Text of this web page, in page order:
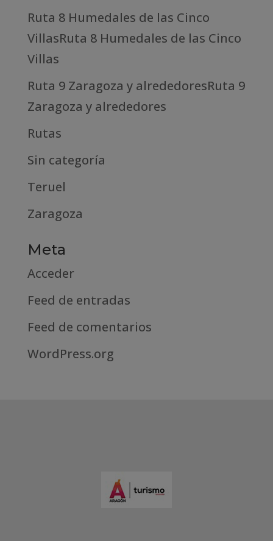
Ruta 8 Humedales de las Cinco
VillasRuta 8 Humedales de las Cinco
Villas
Ruta 9 Zaragoza y alrededoresRuta 9
Zaragoza y alrededores
Rutas
Sin categoría
Teruel
Zaragoza
Meta
Acceder
Feed de entradas
Feed de comentarios
WordPress.org